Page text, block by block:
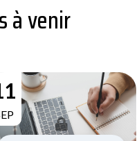
à venir